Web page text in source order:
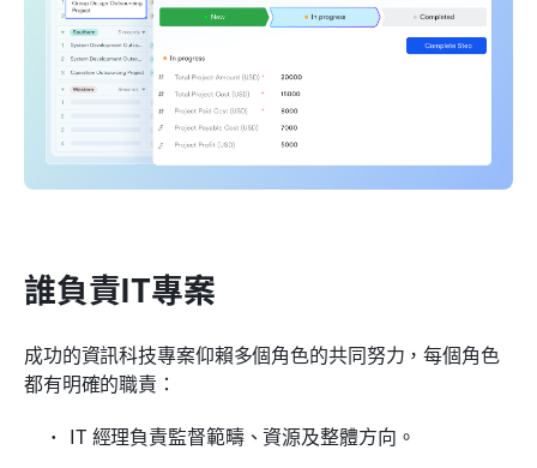
誰負責IT專案
成功的資訊科技專案仰賴多個角色的共同努力，每個角色
都有明確的職責：
IT 經理負責監督範疇、資源及整體方向。